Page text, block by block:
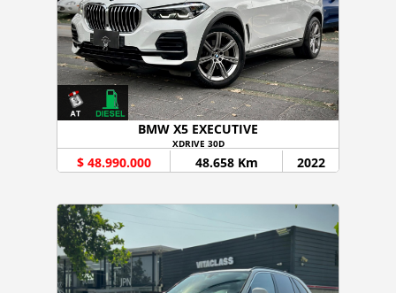
BMW X5 EXECUTIVE
XDRIVE 30D
$ 48.990.000 48.658 Km 2022